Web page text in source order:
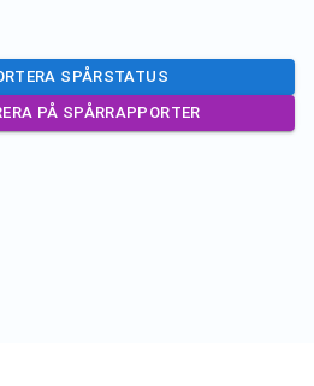
SPÅRSTATUS
PÅ SPÅRRAPPORTER